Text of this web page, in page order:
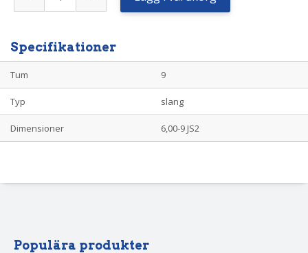
JS2
Specifikationer
Tum 9
Typ slang
Dimensioner 6,00-9 JS2
Populära produkter